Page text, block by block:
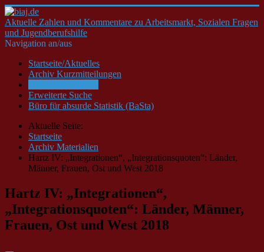
Aktuelle Zahlen und Kommentare zu Arbeitsmarkt, Sozialen Fragen
und Jugendberufshilfe
Navigation an/aus
Startseite/Aktuelles
Archiv Kurzmitteilungen
Erweiterte Suche
Büro für absurde Statistik (BaSta)
Aktuelle Seite:
Startseite
Archiv Materialien
Hartz IV: „Integrationen“, „Integrationsquoten“: Länder,
Männer, Frauen, Ost und West 2018
Hartz IV: „Integrationen“,
„Integrationsquoten“: Länder, Männer,
Frauen, Ost und West 2018